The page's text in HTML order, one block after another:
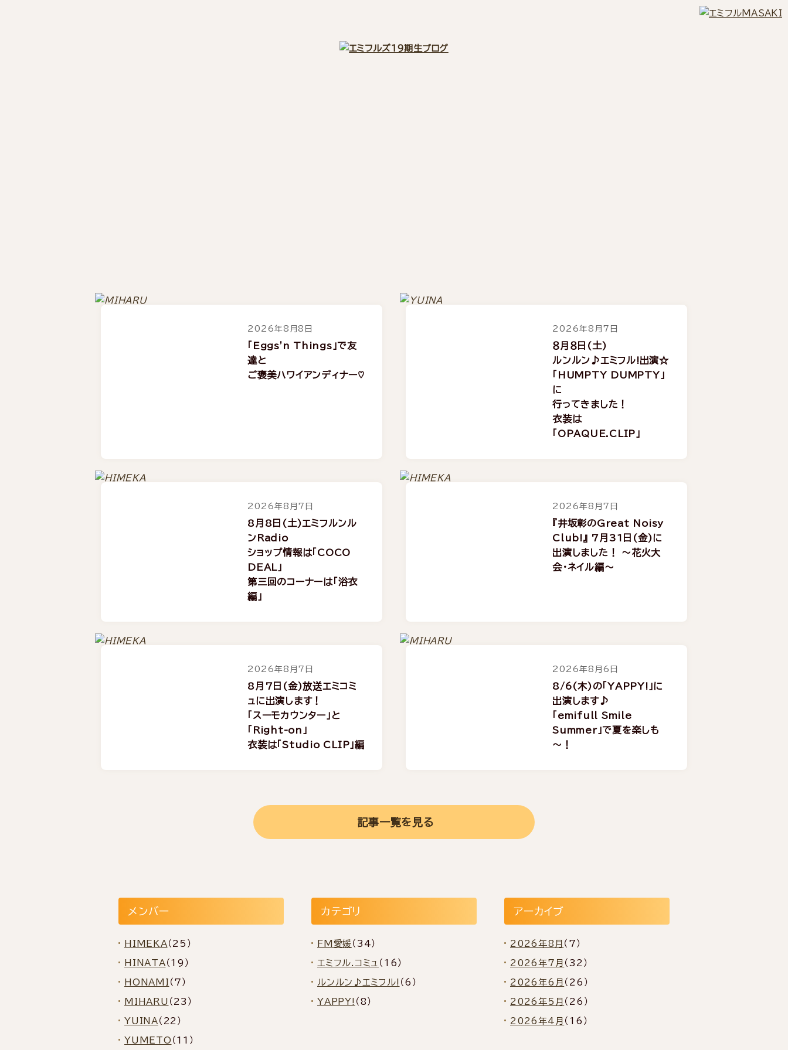
2026年8月8日
「Eggs'n Things」で友
達と
ご褒美ハワイアンディナー♡
2026年8月7日
８月８日(土)
ルンルン♪エミフル!出演☆
「HUMPTY DUMPTY」
に
行ってきました！
衣装は
「OPAQUE.CLIP」
2026年8月7日
8月8日(土)エミフルンル
ンRadio
ショップ情報は「COCO
DEAL」
第三回のコーナーは「浴衣
編」
2026年8月7日
『井坂彰のGreat Noisy
Club!』 7月31日(金)に
出演しました！ ～花火大
会・ネイル編～
2026年8月7日
8月7日(金)放送エミコミ
ュに出演します！
「スーモカウンター」と
「Right-on」
衣装は「Studio CLIP」編
2026年8月6日
8/6(木)の「YAPPY!」に
出演します♪
「emifull Smile
Summer」で夏を楽しも
～！
記事一覧を見る
メンバー
HIMEKA （25）
HINATA （19）
HONAMI （7）
MIHARU （23）
YUINA （22）
YUMETO （11）
カテゴリ
FM愛媛 （34）
エミフル.コミュ （16）
ルンルン♪エミフル! （6）
YAPPY! （8）
アーカイブ
2026年8月 （7）
2026年7月 （32）
2026年6月 （26）
2026年5月 （26）
2026年4月 （16）